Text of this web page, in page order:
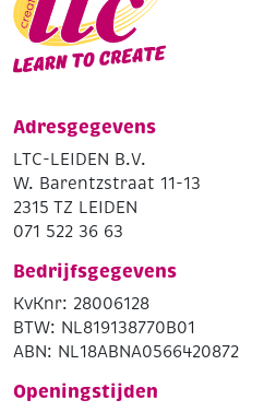
Adresgegevens
LTC-LEIDEN B.V.
W. Barentzstraat 11-13
2315 TZ LEIDEN
071 522 36 63
Bedrijfsgegevens
KvKnr: 28006128
BTW: NL819138770B01
ABN: NL18ABNA0566420872
Openingstijden